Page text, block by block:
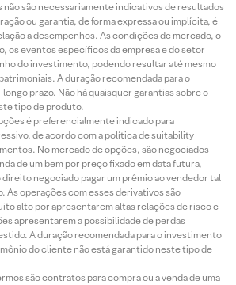
são necessariamente indicativos de resultados
ou garantia, de forma expressa ou implícita, é
a desempenhos. As condições de mercado, o
os eventos específicos da empresa e do setor
do investimento, podendo resultar até mesmo
A duração recomendada para o
prazo. Não há quaisquer garantias sobre o
tipo de produto.
é preferencialmente indicado para
de acordo com a política de suitability
No mercado de opções, são negociados
de um bem por preço fixado em data futura,
negociado pagar um prêmio ao vendedor tal
As operações com esses derivativos são
alto por apresentarem altas relações de risco e
apresentarem a possibilidade de perdas
A duração recomendada para o investimento
do cliente não está garantido neste tipo de
são contratos para compra ou a venda de uma